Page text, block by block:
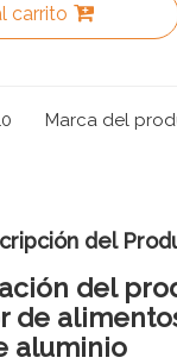
carrito
Marca del
del
del
de
aluminio